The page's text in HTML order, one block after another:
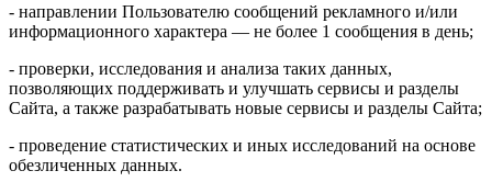
- направлении Пользователю сообщений рекламного и/или
информационного характера — не более 1 сообщения в день;
- проверки, исследования и анализа таких данных,
позволяющих поддерживать и улучшать сервисы и разделы
Сайта, а также разрабатывать новые сервисы и разделы Сайта;
- проведение статистических и иных исследований на основе
обезличенных данных.